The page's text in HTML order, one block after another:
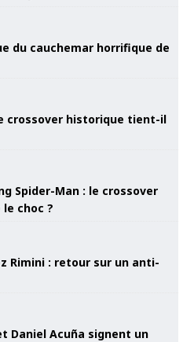
du cauchemar horrifique de
crossover historique tient-il
Spider-Man : le crossover
choc ?
Rimini : retour sur un anti-
Daniel Acuña signent un